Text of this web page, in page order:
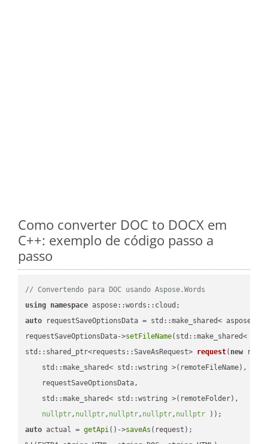
Como converter DOC to DOCX em
C++: exemplo de código passo a
passo
// Convertendo para DOC usando Aspose.Words
using namespace
auto requestSaveOptionsData = std::make_shared<
requestSaveOptionsData->setFileName(std::make_shared<
std::shared_ptr<requests::SaveAsRequest> request( new
    std::make_shared< std::wstring >(remoteFileName),
    requestSaveOptionsData,
    std::make_shared< std::wstring >(remoteFolder),
nullptr, nullptr, nullptr, nullptr, nullptr ))
auto actual = getApi()->saveAs (request);